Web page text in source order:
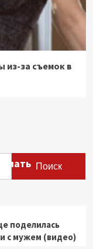
из-за съемок в
Поиск
мать
поделилась
с мужем (видео)